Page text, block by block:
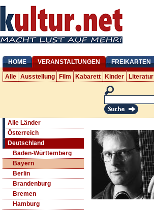
HOME VERANSTALTUNGEN FREIKARTEN
Alle Ausstellung Film Kabarett Kinder Literatur
Alle Länder
Österreich
Deutschland
Baden-Württemberg
Bayern
Berlin
Brandenburg
Bremen
Hamburg